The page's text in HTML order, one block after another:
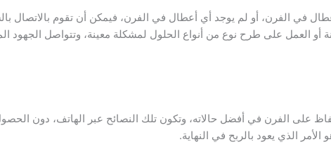
في الفرن، أو لم يوجد أي أعطال في الفرن، فيمكن أن تقوم بالاتصال
أو العمل على طرح نوع من أنواع الحلول لمشكلة معينة، وتتواصل الجهود
على الفرن في أفضل حالاته، وتكون تلك النصائح عبر الهاتف، دون
الذي يعود بالربح في النهاية.